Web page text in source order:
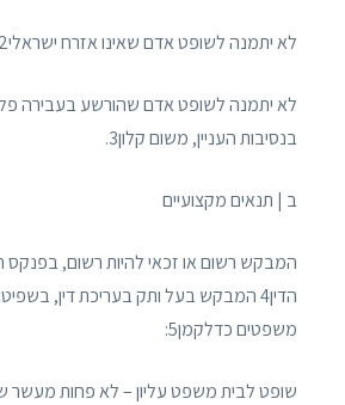
לא יתמנה לשופט אדם שאינו אזרח ישראלי2.
לא יתמנה לשופט אדם שהורשע בעבירה
בנסיבות העניין, משום קלון3.
ב | תנאים מקצועיים
המבקש רשום או זכאי להיות רשום, בפנקס
הדין4 המבקש בעל ותק בעריכת דין,
משפטים כדלקמן5:
שופט לבית משפט עליון – לא פחות מעשר